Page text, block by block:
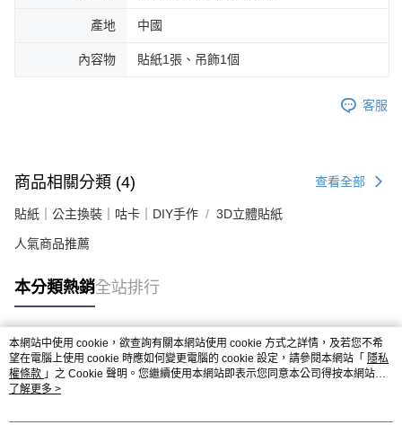
產地 中國
內容物 貼紙1張、吊飾1個
客服
商品相關分類 (4) 查看全部
貼紙｜公主換裝｜咕卡｜DIY手作 3D立體貼紙
人氣商品推薦
本分類熱銷全站排行
熱門標籤
本網站中使用 cookie，欲查詢有關本網站使用 cookie 方式之詳情，及若您不希
望在電腦上使用 cookie 時應如何變更電腦的 cookie 設定，請參閱本網站「 隱私
權條款 」之 Cookie 聲明。您繼續使用本網站即表示您同意本公司得按本網站使
用條款之 Cookie 聲明使用 cookie。
了解更多 >